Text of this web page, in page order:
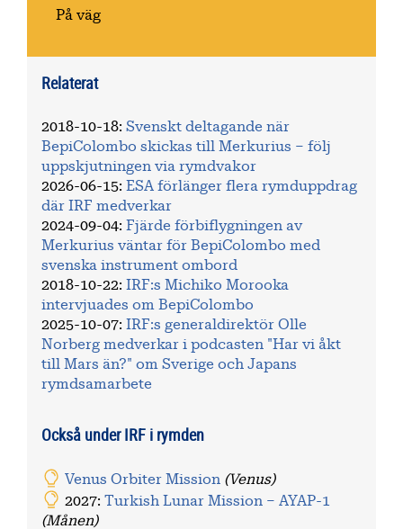
På väg
Relaterat
2018-10-18: Svenskt deltagande när
BepiColombo skickas till Merkurius – följ
uppskjutningen via rymdvakor
2026-06-15: ESA förlänger flera rymduppdrag
där IRF medverkar
2024-09-04: Fjärde förbiflygningen av
Merkurius väntar för BepiColombo med
svenska instrument ombord
2018-10-22: IRF:s Michiko Morooka
intervjuades om BepiColombo
2025-10-07: IRF:s generaldirektör Olle
Norberg medverkar i podcasten "Har vi åkt
till Mars än?" om Sverige och Japans
rymdsamarbete
Också under IRF i rymden
Venus Orbiter Mission (Venus)
2027:Turkish Lunar Mission – AYAP-1
(Månen)